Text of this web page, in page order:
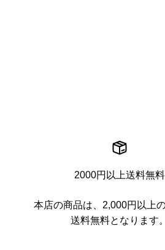
2000円以上送料無料
本店の商品は、2,000円以上
送料無料となります。